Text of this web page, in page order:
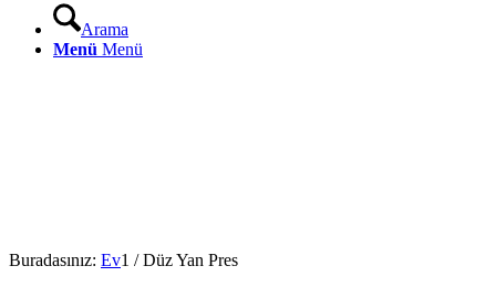
Arama
Menü Menü
Buradasınız: Ev1 / Düz Yan Pres